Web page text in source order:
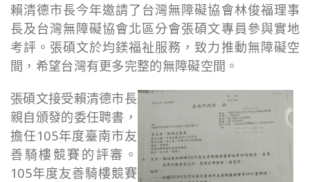
賴清德市長今年邀請了台灣無障礙協會林俊福理事
長及台灣無障礙協會北區分會張碩文專員參與實地
考評。張碩文於均鎂福祉服務，致力推動無障礙空
間，希望台灣有更多完整的無障礙空間。
張碩文接受賴清德市長
親自頒發的委任聘書，
擔任105年度臺南市友
善騎樓競賽的評審。
105年度友善騎樓競賽